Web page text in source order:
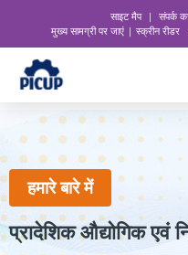
साइट मैप | संपर्क
मुख्य सामग्री पर जाएं | स्क्रीन रीडर
हमारे बारे में
प्रादेशिक औद्योगिक एवं